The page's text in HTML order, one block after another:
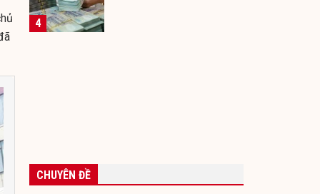
4
CHUYÊN ĐỀ